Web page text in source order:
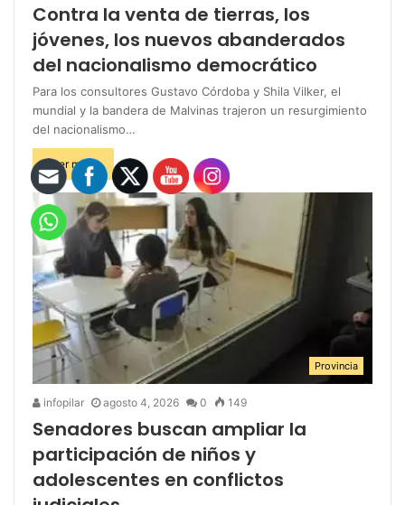
Contra la venta de tierras, los
jóvenes, los nuevos abanderados
del nacionalismo democrático
Para los consultores Gustavo Córdoba y Shila Vilker, el
mundial y la bandera de Malvinas trajeron un resurgimiento
del nacionalismo…
Leer más »
Provincia
infopilar agosto 4, 2026 0 149
Senadores buscan ampliar la
participación de niños y
adolescentes en conflictos